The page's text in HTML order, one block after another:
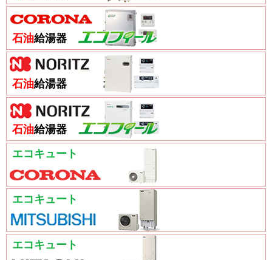
石油給湯器
石油給湯器
石油給湯器
エコキュート
エコキュート
エコキュート